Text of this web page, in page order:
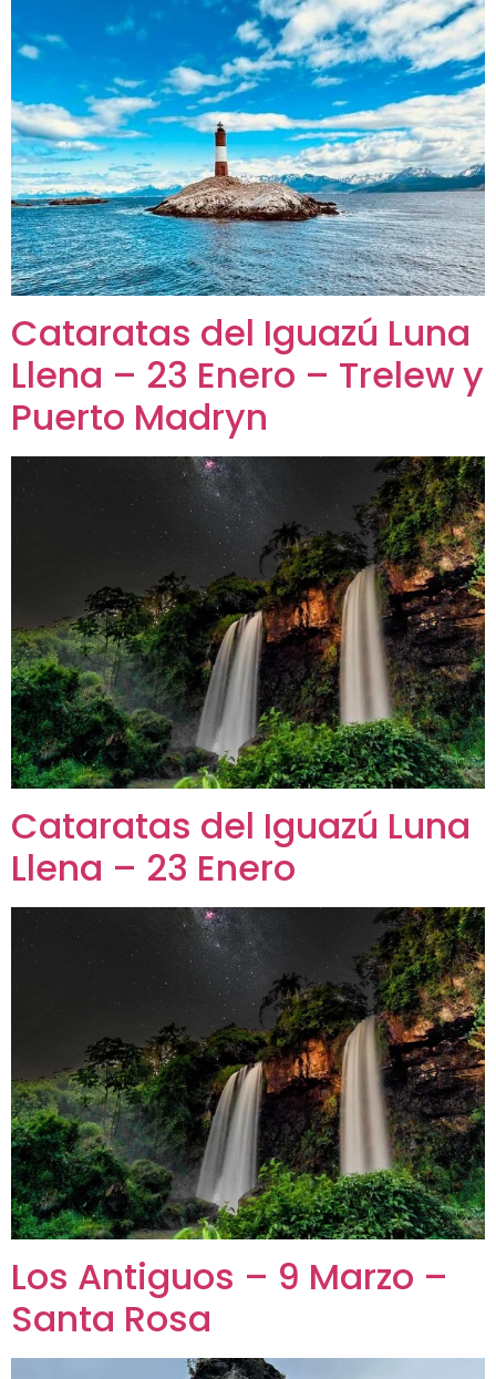
Cataratas del Iguazú Luna
Llena – 23 Enero – Trelew y
Puerto Madryn
Cataratas del Iguazú Luna
Llena – 23 Enero
Los Antiguos – 9 Marzo –
Santa Rosa